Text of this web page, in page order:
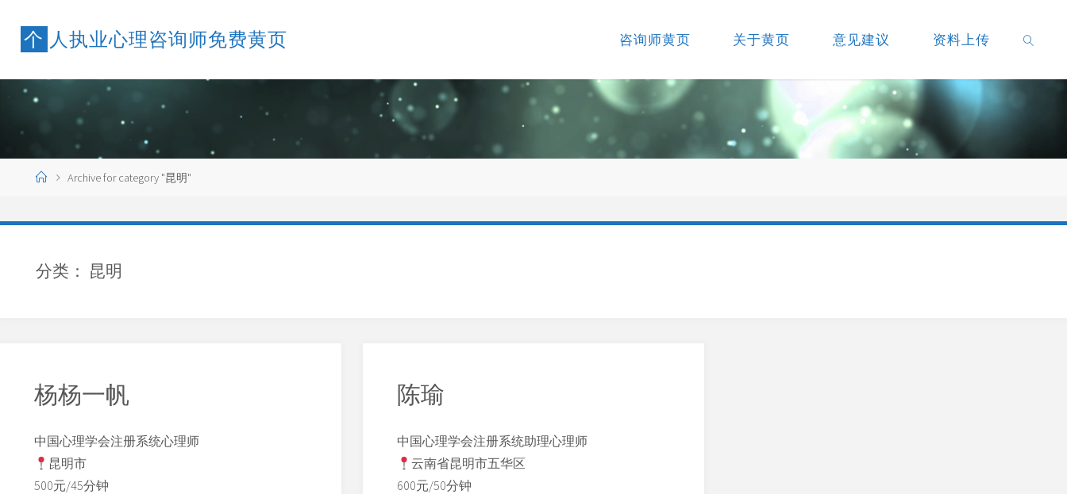
个 人 执业心理咨询师免费黄页 咨询师黄页 关于黄页 意见建议 资料上传
Archive for category "昆明"
分类： 昆明
杨杨一帆
中国心理学会注册系统心理师
昆明市
500元/45分钟
陈瑜
中国心理学会注册系统助理心理师
云南省昆明市五华区
600元/50分钟